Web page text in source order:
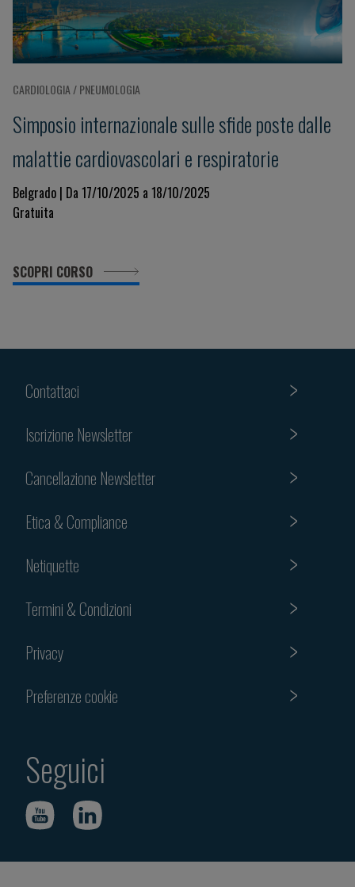
CARDIOLOGIA / PNEUMOLOGIA
Simposio internazionale sulle sfide poste dalle
malattie cardiovascolari e respiratorie
Belgrado | Da 17/10/2025 a 18/10/2025
Gratuita
SCOPRI CORSO
Contattaci
Iscrizione Newsletter
Cancellazione Newsletter
Etica & Compliance
Netiquette
Termini & Condizioni
Privacy
Preferenze cookie
Seguici